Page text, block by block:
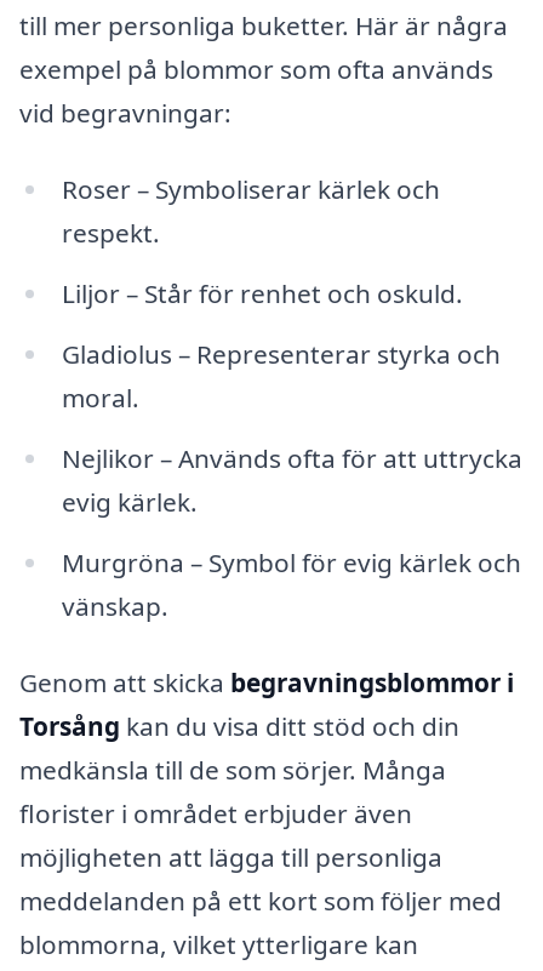
till mer personliga buketter. Här är några
exempel på blommor som ofta används
vid begravningar:
Roser – Symboliserar kärlek och
respekt.
Liljor – Står för renhet och oskuld.
Gladiolus – Representerar styrka och
moral.
Nejlikor – Används ofta för att uttrycka
evig kärlek.
Murgröna – Symbol för evig kärlek och
vänskap.
Genom att skicka begravningsblommor i
Torsång kan du visa ditt stöd och din
medkänsla till de som sörjer. Många
florister i området erbjuder även
möjligheten att lägga till personliga
meddelanden på ett kort som följer med
blommorna, vilket ytterligare kan